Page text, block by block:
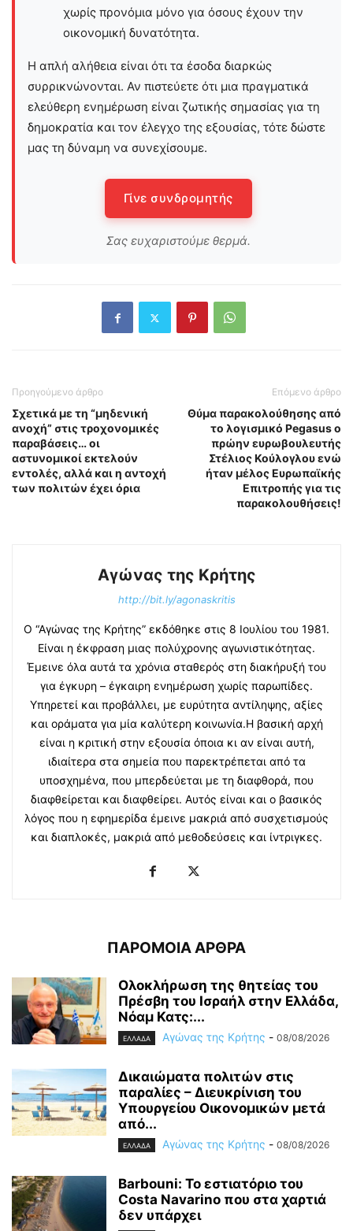
χωρίς προνόμια μόνο για όσους έχουν την
οικονομική δυνατότητα.
Η απλή αλήθεια είναι ότι τα έσοδα διαρκώς
συρρικνώνονται. Αν πιστεύετε ότι μια πραγματικά
ελεύθερη ενημέρωση είναι ζωτικής σημασίας για τη
δημοκρατία και τον έλεγχο της εξουσίας, τότε δώστε
μας τη δύναμη να συνεχίσουμε.
Γίνε συνδρομητής
Σας ευχαριστούμε θερμά.
Προηγούμενο άρθρο
Σχετικά με τη “μηδενική
ανοχή” στις τροχονομικές
παραβάσεις… οι
αστυνομικοί εκτελούν
εντολές, αλλά και η αντοχή
των πολιτών έχει όρια
Επόμενο άρθρο
Θύμα παρακολούθησης από
το λογισμικό Pegasus ο
πρώην ευρωβουλευτής
Στέλιος Κούλογλου ενώ
ήταν μέλος Ευρωπαϊκής
Επιτροπής για τις
παρακολουθήσεις!
Αγώνας της Κρήτης
http://bit.ly/agonaskritis
Ο “Αγώνας της Κρήτης” εκδόθηκε στις 8 Ιουλίου του 1981.
Είναι η έκφραση μιας πολύχρονης αγωνιστικότητας.
Έμεινε όλα αυτά τα χρόνια σταθερός στη διακήρυξή του
για έγκυρη – έγκαιρη ενημέρωση χωρίς παρωπίδες.
Υπηρετεί και προβάλλει, με ευρύτητα αντίληψης, αξίες
και οράματα για μία καλύτερη κοινωνία.Η βασική αρχή
είναι η κριτική στην εξουσία όποια κι αν είναι αυτή,
ιδιαίτερα στα σημεία που παρεκτρέπεται από τα
υποσχημένα, που μπερδεύεται με τη διαφθορά, που
διαφθείρεται και διαφθείρει. Αυτός είναι και ο βασικός
λόγος που η εφημερίδα έμεινε μακριά από συσχετισμούς
και διαπλοκές, μακριά από μεθοδεύσεις και ίντριγκες.
ΠΑΡΟΜΟΙΑ ΑΡΘΡΑ
Ολοκλήρωση της θητείας του
Πρέσβη του Ισραήλ στην Ελλάδα,
Νόαμ Κατς:...
ΕΛΛΑΔΑ Αγώνας της Κρήτης - 08/08/2026
Δικαιώματα πολιτών στις
παραλίες – Διευκρίνιση του
Υπουργείου Οικονομικών μετά
από...
ΕΛΛΑΔΑ Αγώνας της Κρήτης - 08/08/2026
Barbouni: Το εστιατόριο του
Costa Navarino που στα χαρτιά
δεν υπάρχει